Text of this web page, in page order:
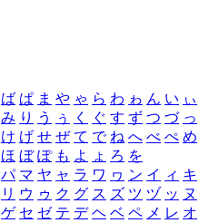
ば ぱ ま や ゃ ら わ ゎ ん い ぃ
み り う ぅ く ぐ す ず つ づ っ
け げ せ ぜ て で ね へ べ ぺ め
ほ ぼ ぽ も よ ょ ろ を
パ マ ヤ ャ ラ ワ ヮ ン イ ィ キ
リ ウ ゥ ク グ ス ズ ツ ヅ ッ ヌ
ゲ セ ゼ テ デ ヘ ベ ペ メ レ オ